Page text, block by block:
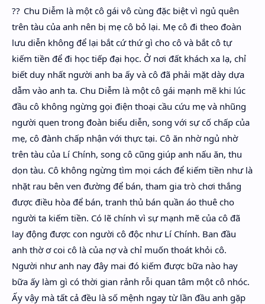
Chu Diễm là một cô gái vô cùng đặc biệt vì ngủ quên
trên tàu của anh nên bị mẹ cô bỏ lại. Mẹ cô đi theo đoàn
lưu diễn không để lại bắt cứ thứ gì cho cô và bắt cô tự
kiếm tiền để đi học tiếp đại học. Ở nơi đất khách xa lạ, chỉ
biết duy nhất người anh ba ấy và cô đã phải mặt dày dựa
dẫm vào anh ta. Chu Diễm là một cô gái mạnh mẽ khi lúc
đầu cô không ngừng gọi điện thoại cầu cứu mẹ và nhũng
người quen trong đoàn biểu diễn, song với sự cố chấp của
mẹ, cô đành chấp nhận với thực tại. Cô ăn nhờ ngủ nhờ
trên tàu của Lí Chính, song cô cũng giúp anh nấu ăn, thu
dọn tàu. Cô không ngừng tìm mọi cách để kiếm tiền như là
nhặt rau bên ven đường để bán, tham gia trò chơi thắng
được điều hòa để bán, tranh thủ bán quần áo thuê cho
người ta kiếm tiền. Có lẽ chính vì sự mạnh mẽ của cô đã
lay động được con người cô độc như Lí Chính. Ban đầu
anh thờ ơ coi cô là của nợ và chỉ muốn thoát khỏi cô.
Người như anh nay đây mai đó kiếm được bữa nào hay
bữa ấy làm gì có thời gian rảnh rỗi quan tâm một cô nhóc.
Ấy vậy mà tất cả đều là số mệnh ngay từ lần đầu anh gặp